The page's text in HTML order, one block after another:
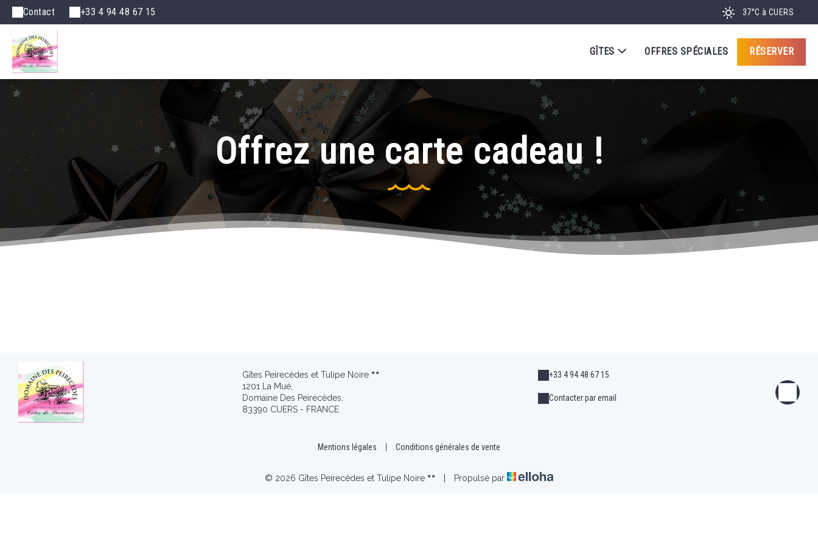
Contact +33 4 94 48 67 15 37°C à CUERS
GÎTES OFFRES SPÉCIALES RÉSERVER
Offrez une carte cadeau !
Gîtes Peirecèdes et Tulipe Noire
1201 La Mué,
Domaine Des Peirecèdes,
83390 CUERS - FRANCE
+33 4 94 48 67 15
Contacter par email
Mentions légales Conditions générales de vente
© 2026 Gîtes Peirecèdes et Tulipe Noire Propulsé par